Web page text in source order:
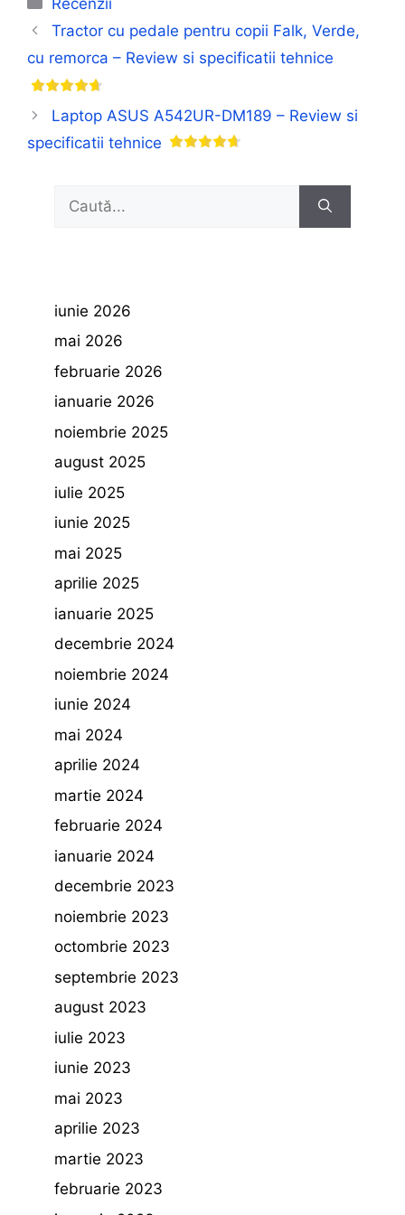
Tractor cu pedale pentru copii Falk, Verde,
cu remorca – Review si specificatii tehnice
Laptop ASUS A542UR-DM189 – Review si
specificatii tehnice
după:
iunie 2026
mai 2026
februarie 2026
ianuarie 2026
noiembrie 2025
august 2025
iulie 2025
iunie 2025
mai 2025
aprilie 2025
ianuarie 2025
decembrie 2024
noiembrie 2024
iunie 2024
mai 2024
aprilie 2024
martie 2024
februarie 2024
ianuarie 2024
decembrie 2023
noiembrie 2023
octombrie 2023
septembrie 2023
august 2023
iulie 2023
iunie 2023
mai 2023
aprilie 2023
martie 2023
februarie 2023